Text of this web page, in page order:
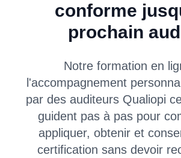
conforme
prochain
Notre formation en
l'accompagnement
par des auditeurs Qualiopi
guident pas à pas pour
appliquer, obtenir et
certification sans devoir